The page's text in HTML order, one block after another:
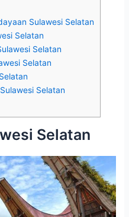
Sulawesi Selatan
Selatan
Selatan
Selatan
Selatan
Selatan